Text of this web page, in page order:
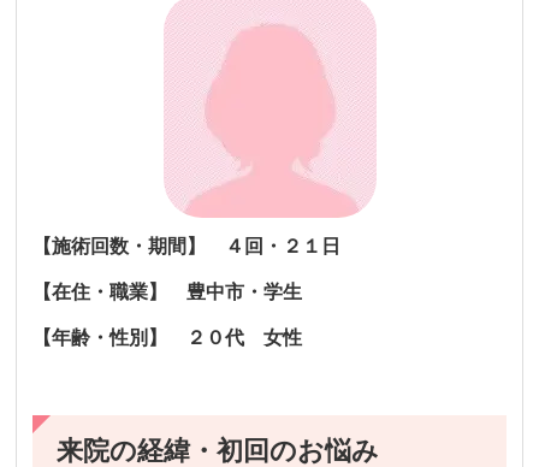
【施術回数・期間】 ４回・２１日
【在住・職業】 豊中市・学生
【年齢・性別】 ２０代 女性
来院の経緯・初回のお悩み